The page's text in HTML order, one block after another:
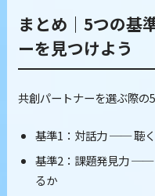
まとめ｜5つの基
ーを見つけよう
共創パートナーを選ぶ際の
基準1：対話力 ── 聴
基準2：課題発見力 ──
るか